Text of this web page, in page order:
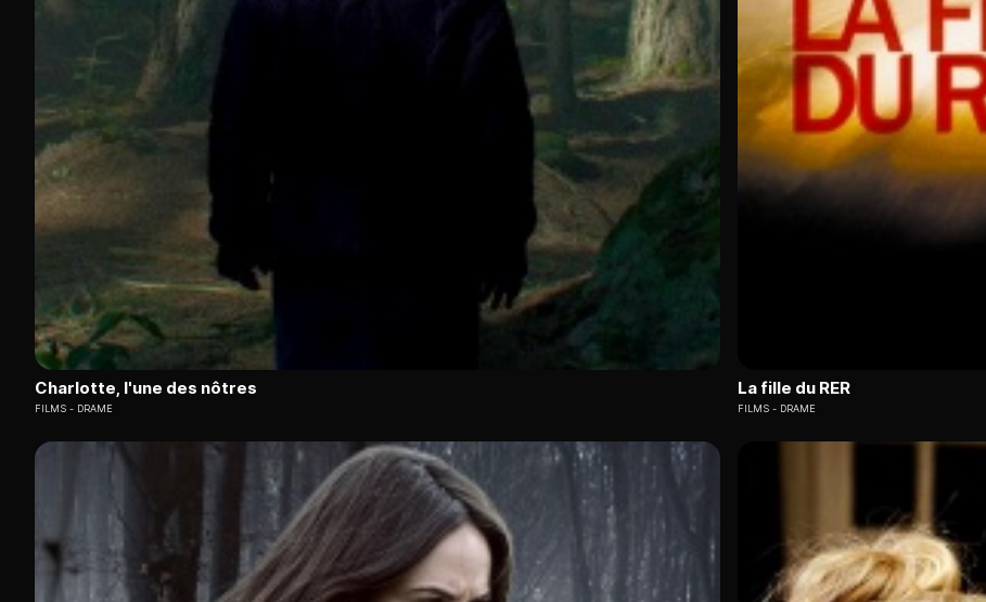
Charlotte, l'une des nôtres
FILMS DRAME
La fille du RER
FILMS DRAME